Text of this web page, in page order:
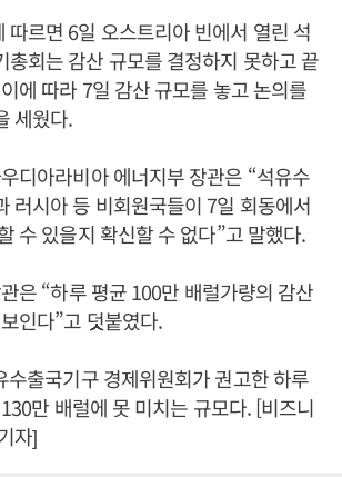
따르면 6일 오스트리아 빈에서 열린 석
총회는 감산 규모를 결정하지 못하고 끝
에 따라 7일 감산 규모를 놓고 논의를
세웠다.
디아라비아 에너지부 장관은 “석유수
러시아 등 비회원국들이 7일 회동에서
수 있을지 확신할 수 없다”고 말했다.
은 “하루 평균 100만 배럴가량의 감산
인다”고 덧붙였다.
수출국기구 경제위원회가 권고한 하루
만 배럴에 못 미치는 규모다. [비즈니
자]